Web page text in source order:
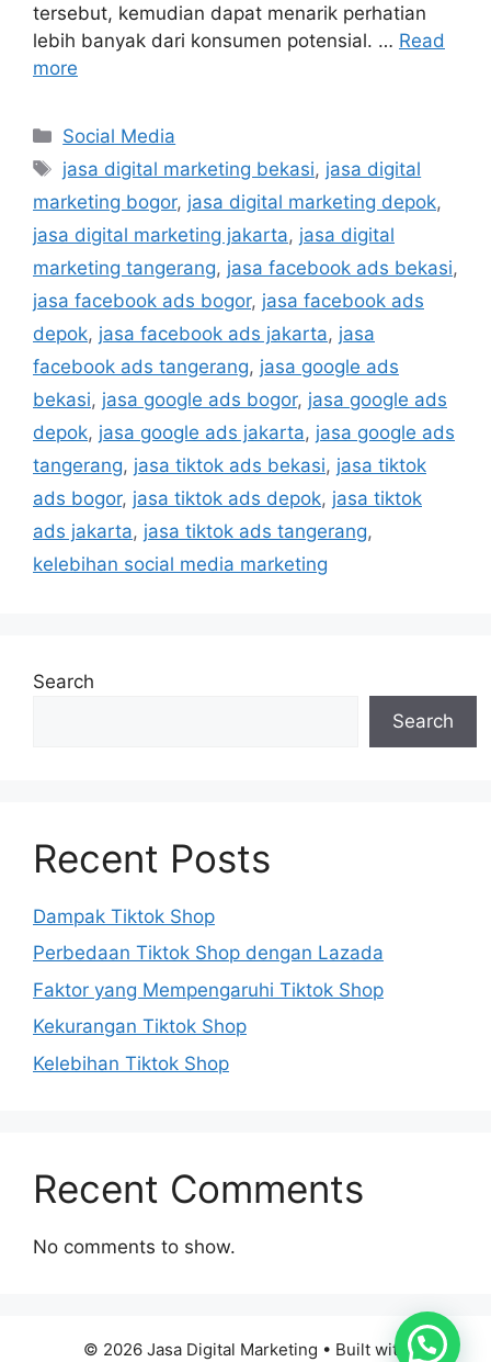
tersebut, kemudian dapat menarik perhatian
lebih banyak dari konsumen potensial. … Read
more
Social Media
jasa digital marketing bekasi, jasa digital
marketing bogor, jasa digital marketing depok,
jasa digital marketing jakarta, jasa digital
marketing tangerang, jasa facebook ads bekasi,
jasa facebook ads bogor, jasa facebook ads
depok, jasa facebook ads jakarta, jasa
facebook ads tangerang, jasa google ads
bekasi, jasa google ads bogor, jasa google ads
depok, jasa google ads jakarta, jasa google ads
tangerang, jasa tiktok ads bekasi, jasa tiktok
ads bogor, jasa tiktok ads depok, jasa tiktok
ads jakarta, jasa tiktok ads tangerang,
kelebihan social media marketing
Search
Search
Recent Posts
Dampak Tiktok Shop
Perbedaan Tiktok Shop dengan Lazada
Faktor yang Mempengaruhi Tiktok Shop
Kekurangan Tiktok Shop
Kelebihan Tiktok Shop
Recent Comments
No comments to show.
© 2026 Jasa Digital Marketing • Built with